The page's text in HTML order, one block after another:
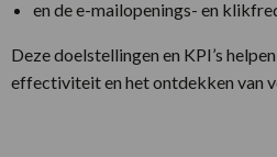
en de e-mailopenings- en
Deze doelstellingen en KPI’s
effectiviteit en het ontdekken van